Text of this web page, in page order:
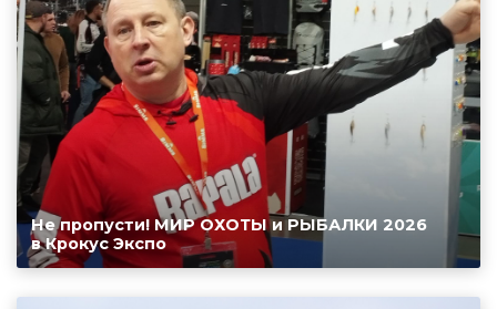
Не пропусти! МИР ОХОТЫ и РЫБАЛКИ 2026
в Крокус Экспо